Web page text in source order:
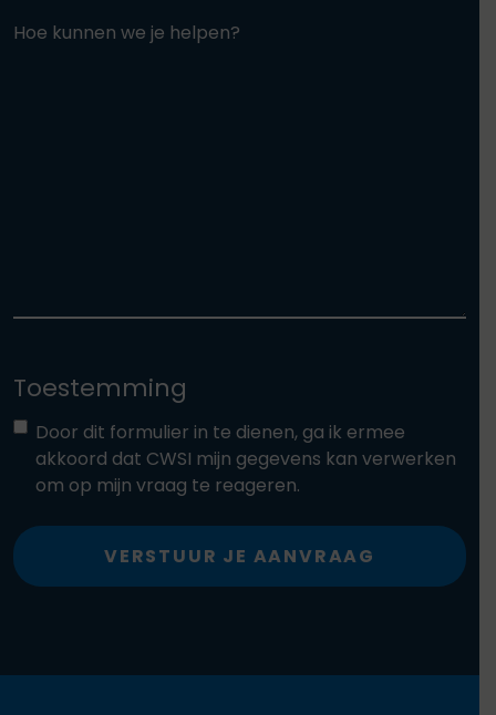
Hoe kunnen we je helpen?
Toestemming
Door dit formulier in te dienen, ga ik ermee
akkoord dat CWSI mijn gegevens kan verwerken
om op mijn vraag te reageren.
VERSTUUR JE AANVRAAG